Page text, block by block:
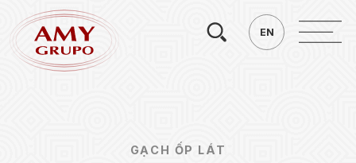
EN
GẠCH ỐP LÁT
Tìm